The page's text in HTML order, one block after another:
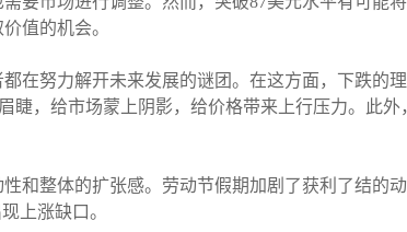
值的机会。
在努力解开未来发展的谜团。在这方面，下跌的
睫，给市场蒙上阴影，给价格带来上行压力。此
和整体的扩张感。劳动节假期加剧了获利了结的
上涨缺口。